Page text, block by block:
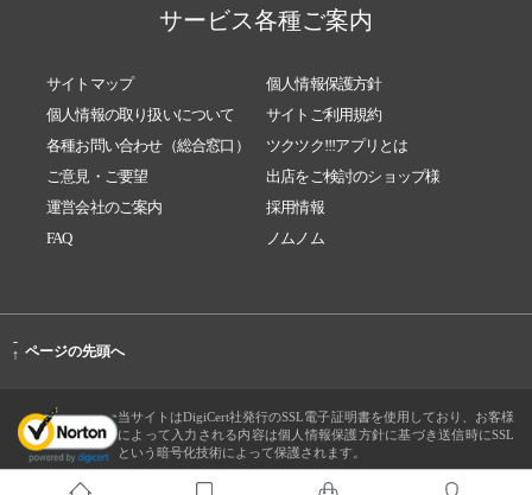
サービス各種ご案内
サイトマップ
個人情報保護方針
個人情報の取り扱いについて
サイトご利用規約
各種お問い合わせ（総合窓口）
ツクツク!!!アプリとは
ご意見・ご要望
出店をご検討のショップ様
運営会社のご案内
採用情報
FAQ
ノムノム
-
↑ ページの先頭へ
当サイトはDigiCert社発行のSSL電子証明書を使用しており、お客様
によって入力される内容は個人情報保護方針に基づき送信時にSSL
という暗号化技術によって保護されます。